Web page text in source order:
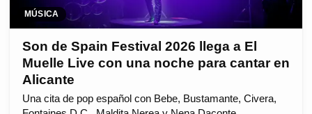
MÚSICA
Son de Spain Festival 2026 llega a El
Muelle Live con una noche para cantar en
Alicante
Una cita de pop español con Bebe, Bustamante, Civera,